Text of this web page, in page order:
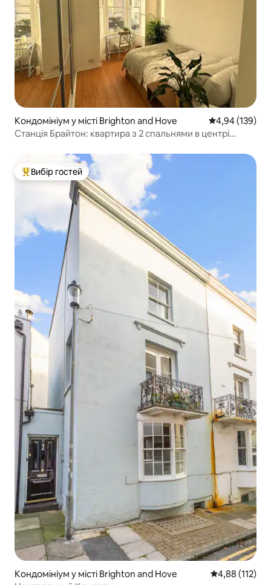
Кондомініум у місті Brighton and Hove Середня
4,94 (139)
Станція Брайтон: квартира з 2 спальнями в центрі
Топ вибір гостей
Вибір гостей
Кондомініум у місті Brighton and Hove Середня
4,88 (112)